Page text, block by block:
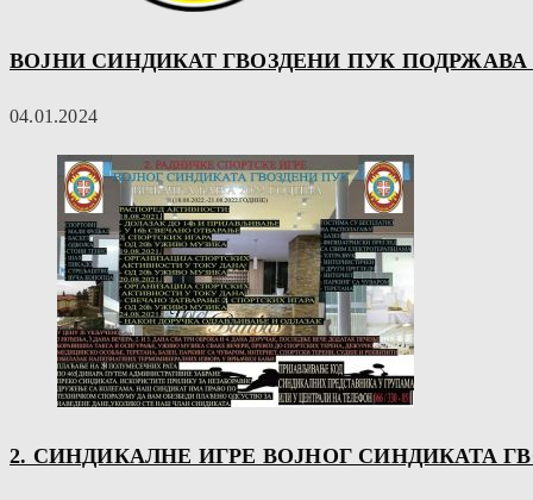
ВОЈНИ СИНДИКАТ ГВОЗДЕНИ ПУК
04.01.2024
2. СИНДИКАЛНЕ ИГРЕ ВОЈНОГ СИНДИКАТА